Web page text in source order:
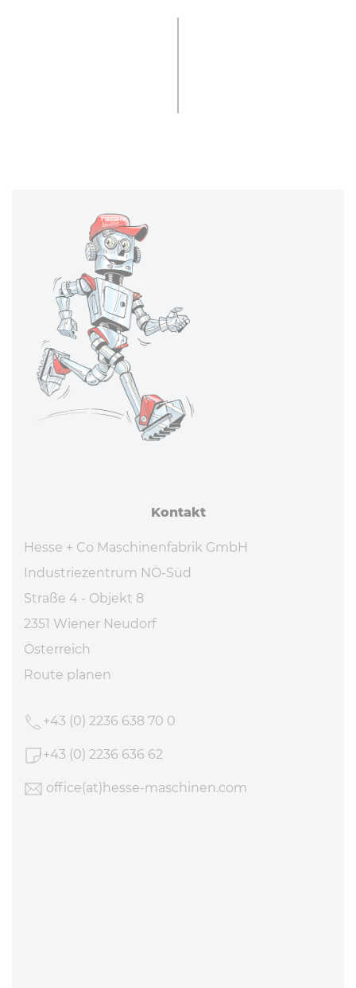
Kontakt
Hesse + Co Maschinenfabrik GmbH
Industriezentrum NÖ-Süd
Straße 4 - Objekt 8
2351 Wiener Neudorf
Österreich
Route planen
+43 (0) 2236 638 70 0
+43 (0) 2236 636 62
office(at)hesse-maschinen.com